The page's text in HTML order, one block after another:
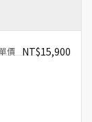
NT$15,900